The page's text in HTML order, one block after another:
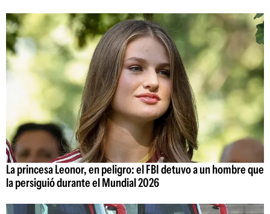
La princesa Leonor, en peligro: el FBI detuvo a un hombre que
la persiguió durante el Mundial 2026